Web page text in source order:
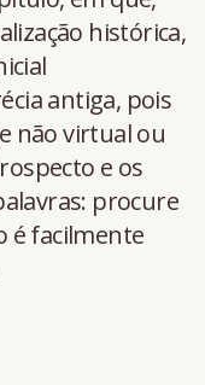
histórica,
antiga, pois
não virtual ou
e os
procure
é facilmente